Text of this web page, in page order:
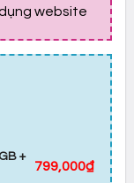
website
+
799,000₫